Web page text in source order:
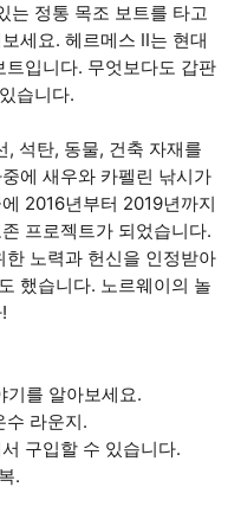
는 정통 목조 보트를 타고
세요. 헤르메스 II는 현대
입니다. 무엇보다도 갑판
습니다.
, 석탄, 동물, 건축 자재를
에 새우와 카펠린 낚시가
2016년부터 2019년까지
프로젝트가 되었습니다.
노력과 헌신을 인정받아
했습니다. 노르웨이의 놀
기를 알아보세요.
수 라운지.
구입할 수 있습니다.
.